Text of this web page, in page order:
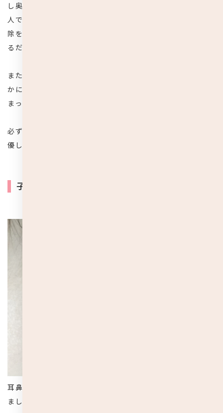
し奥にいれただけでも傷つけてしまう恐れがあります。大
人であっても難しい部分でもありますので、子どもに耳掃
除を任せてみようとは考えず、親が見える範囲の耳垢を取
るだけにしましょう。
また、必ず耳掃除は自宅の安全な場所で行って下さい。何
かにぶつかった拍子に綿棒が子どもの耳の奥まで入ってし
まったら大変です。
必ず安全な場所で、パパやママが目に見える部分の耳垢を
優しく取り除くということを意識して下さい。
子どもの耳掃除で困ったら耳鼻科へ
耳鼻科で耳掃除をしてもらえることを、皆さんは知ってい
ましたか？